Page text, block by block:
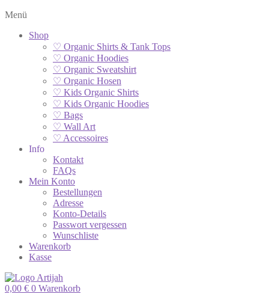
Menü
Shop
♡ Organic Shirts & Tank Tops
♡ Organic Hoodies
♡ Organic Sweatshirt
♡ Organic Hosen
♡ Kids Organic Shirts
♡ Kids Organic Hoodies
♡ Bags
♡ Wall Art
♡ Accessoires
Info
Kontakt
FAQs
Mein Konto
Bestellungen
Adresse
Konto-Details
Passwort vergessen
Wunschliste
Warenkorb
Kasse
0,00 € 0 Warenkorb